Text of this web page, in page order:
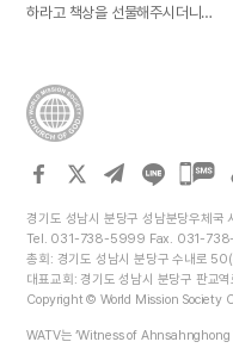
하라고 책상을 선물해주시더니…
경기도 성남시 분당구 성남분당우체국
Tel. 031-738-5999 Fax. 031-
총회: 경기도 성남시 분당구 수내로
대표교회: 경기도 성남시 분당구 판교
Copyright © World Mission Society
WATV는 ‘Witness of Ahnsahnghong